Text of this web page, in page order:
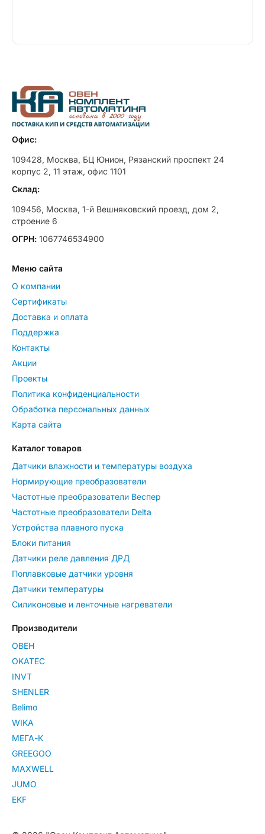
Офис:
109428, Москва, БЦ Юнион, Рязанский проспект 24
корпус 2, 11 этаж, офис 1101
Склад:
109456, Москва, 1-й Вешняковский проезд, дом 2,
строение 6
ОГРН: 1067746534900
Меню сайта
О компании
Сертификаты
Доставка и оплата
Поддержка
Контакты
Акции
Проекты
Политика конфиденциальности
Обработка персональных данных
Карта сайта
Каталог товаров
Датчики влажности и температуры воздуха
Нормирующие преобразователи
Частотные преобразователи Веспер
Частотные преобразователи Delta
Устройства плавного пуска
Блоки питания
Датчики реле давления ДРД
Поплавковые датчики уровня
Датчики температуры
Силиконовые и ленточные нагреватели
Производители
ОВЕН
OKATEC
INVT
SHENLER
Belimo
WIKA
МЕГА-К
GREEGOO
MAXWELL
JUMO
EKF